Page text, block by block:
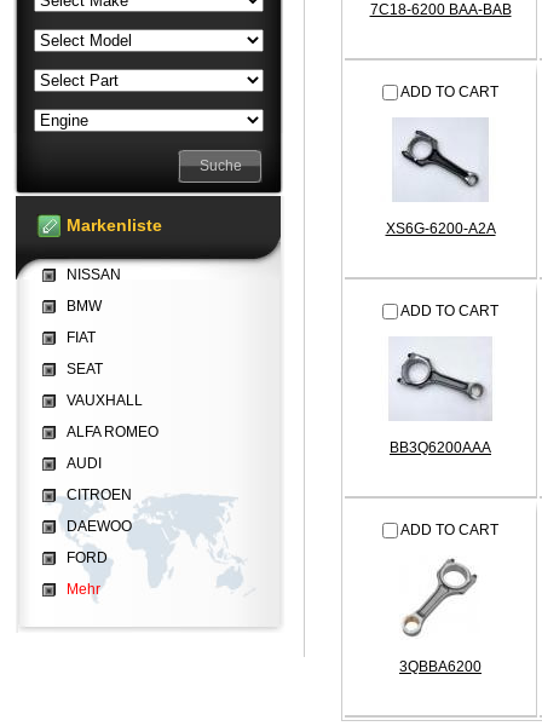
7C18-6200 BAA-BAB
ADD TO CART
XS6G-6200-A2A
ADD TO CART
BB3Q6200AAA
ADD TO CART
3QBBA6200
Markenliste
NISSAN
BMW
FIAT
SEAT
VAUXHALL
ALFA ROMEO
AUDI
CITROEN
DAEWOO
FORD
Mehr